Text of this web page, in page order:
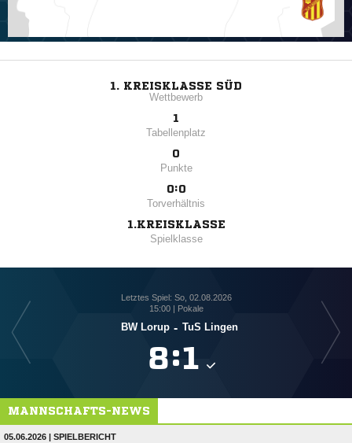
1. KREISKLASSE SÜD
Wettbewerb
1
Tabellenplatz
0
Punkte
0:0
Torverhältnis
1.KREISKLASSE
Spielklasse
Letztes Spiel: So, 02.08.2026
15:00 | Pokale
BW Lorup - TuS Lingen
:
MANNSCHAFTS-NEWS
05.06.2026 | SPIELBERICHT